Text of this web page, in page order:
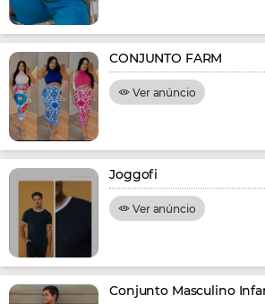
CONJUNTO FARM
Ver anúncio
Joggofi
Ver anúncio
Conjunto Masculino